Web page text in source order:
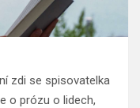
zdi se spisovatelka
o prózu o lidech,